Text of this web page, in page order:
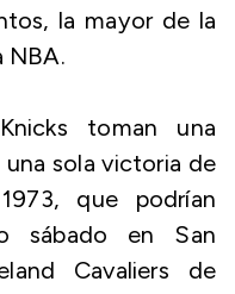
la mayor de la
NBA.
toman una
sola victoria de
que podrían
sábado en San
Cavaliers de